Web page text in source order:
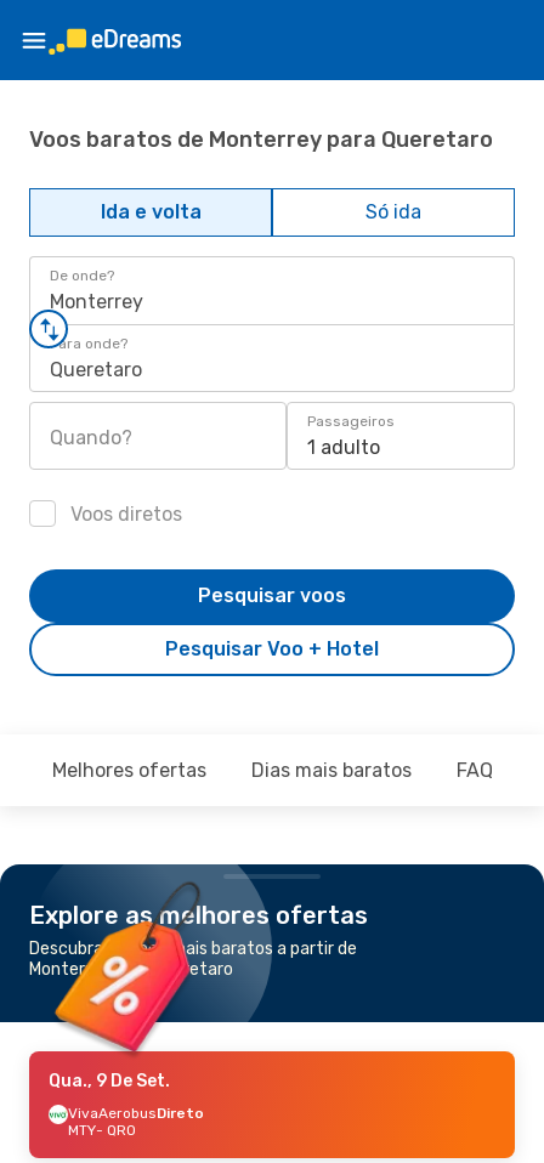
Voos baratos de Monterrey para Queretaro
Ida e volta Só ida
De onde?
Monterrey
Para onde?
Queretaro
Quando?
Passageiros
1 adulto
Voos diretos
Pesquisar Voo + Hotel
Pesquisar voos
Melhores ofertas Dias mais baratos FAQ
Explore as melhores ofertas
Descubra os voos mais baratos a partir de
Monterrey para Queretaro
Qua., 9 De Set.
VivaAerobusDireto
MTY- QRO